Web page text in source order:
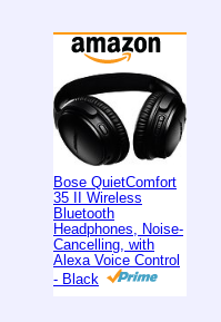
Bose QuietComfort
35 II Wireless
Bluetooth
Headphones, Noise-
Cancelling, with
Alexa Voice Control
- Black